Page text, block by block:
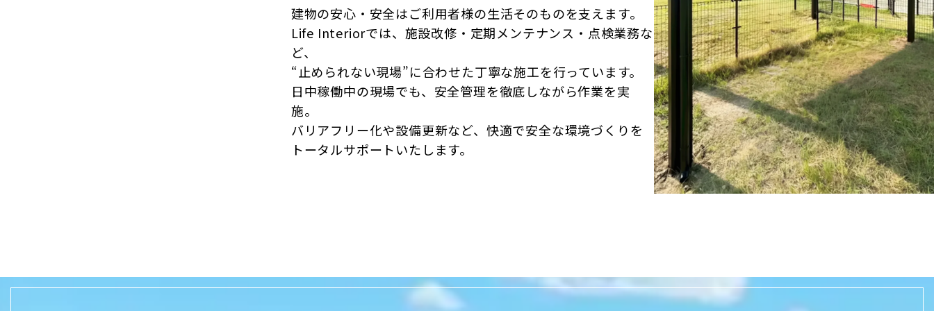
建物の安心・安全はご利用者様の生活そのものを支えます。
Life Interiorでは、施設改修・定期メンテナンス・点検業務な
ど、
“止められない現場”に合わせた丁寧な施工を行っています。
日中稼働中の現場でも、安全管理を徹底しながら作業を実
施。
バリアフリー化や設備更新など、快適で安全な環境づくりを
トータルサポートいたします。